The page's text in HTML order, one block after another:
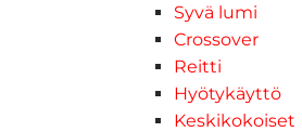
Syvä lumi
Crossover
Reitti
Hyötykäyttö
Keskikokoiset